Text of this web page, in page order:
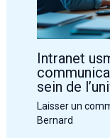
Intranet
sein de
Laisser un
Bernard